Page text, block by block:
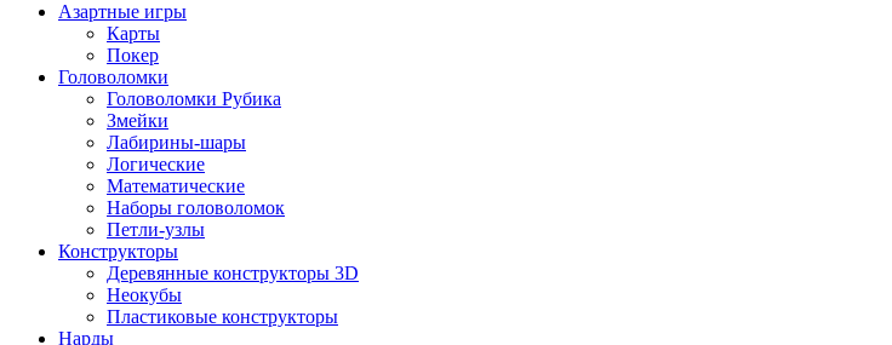
Азартные игры
Карты
Покер
Головоломки
Головоломки Рубика
Змейки
Лабирины-шары
Логические
Математические
Наборы головоломок
Петли-узлы
Конструкторы
Деревянные конструкторы 3D
Неокубы
Пластиковые конструкторы
Нарды